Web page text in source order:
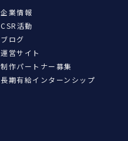
企業情報
CSR活動
ブログ
運営サイト
制作パートナー募集
長期有給インターンシップ